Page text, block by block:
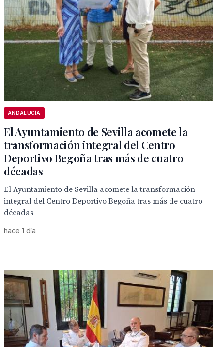
ANDALUCÍA
El Ayuntamiento de Sevilla acomete la
transformación integral del Centro
Deportivo Begoña tras más de cuatro
décadas
El Ayuntamiento de Sevilla acomete la transformación
integral del Centro Deportivo Begoña tras más de cuatro
décadas
hace 1 día